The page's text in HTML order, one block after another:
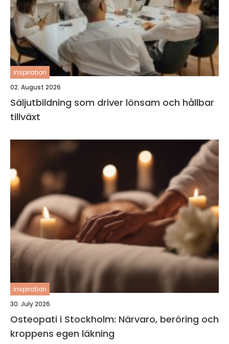
inspiration
02. August 2026
Säljutbildning som driver lönsam och hållbar
tillväxt
inspiration
30. July 2026
Osteopati i Stockholm: Närvaro, beröring och
kroppens egen läkning